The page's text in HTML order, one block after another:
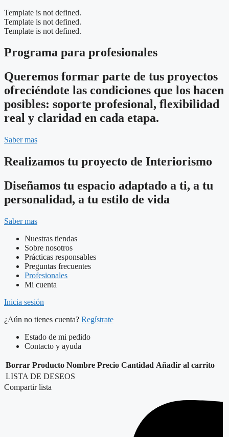
Template is not defined.
Template is not defined.
Template is not defined.
Programa para profesionales
Queremos formar parte de tus proyectos
ofreciéndote las condiciones que los hacen
posibles: soporte profesional, flexibilidad
real y claridad en cada etapa.
Saber mas
Realizamos tu proyecto de Interiorismo
Diseñamos tu espacio adaptado a ti, a tu
personalidad, a tu estilo de vida
Saber mas
Nuestras tiendas
Sobre nosotros
Prácticas responsables
Preguntas frecuentes
Profesionales
Mi cuenta
Inicia sesión
¿Aún no tienes cuenta? Regístrate
Estado de mi pedido
Contacto y ayuda
Borrar Producto Nombre Precio Cantidad Añadir al carrito
LISTA DE DESEOS
Compartir lista